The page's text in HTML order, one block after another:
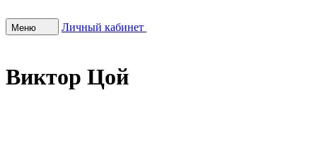
Меню Личный кабинет
Виктор Цой